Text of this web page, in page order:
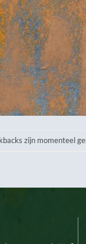
zijn momenteel